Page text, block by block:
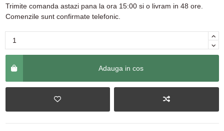
Trimite comanda astazi pana la ora 15:00 si o livram in 48 ore.
Comenzile sunt confirmate telefonic.
Adauga in cos